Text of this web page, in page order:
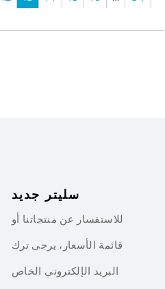
سليتر جديد
للاستفسار عن منتجاتنا أو
قائمة الأسعار، يرجى ترك
البريد الإلكتروني الخاص